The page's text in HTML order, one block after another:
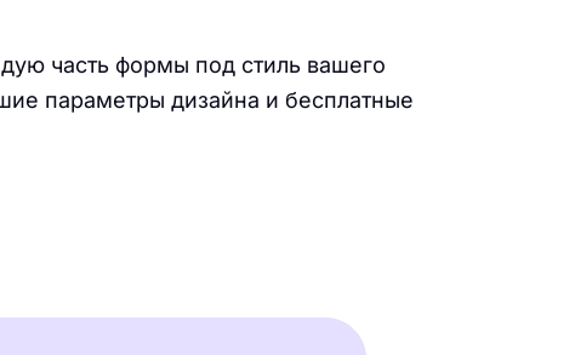
часть формы под стиль вашего
параметры дизайна и бесплатные